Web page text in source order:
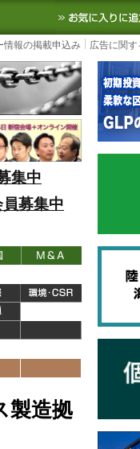
など国内外の最新の物
情報の掲載申込み 広告に関
集中
募集中
製造拠